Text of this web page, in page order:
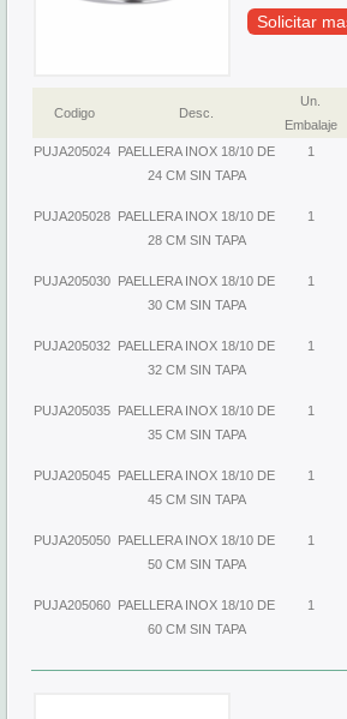
Solicitar
Codigo Desc.
Un.
Embalaje
PUJA205024 PAELLERA INOX 18/10 DE
24 CM SIN TAPA
1
PUJA205028 PAELLERA INOX 18/10 DE
28 CM SIN TAPA
1
PUJA205030 PAELLERA INOX 18/10 DE
30 CM SIN TAPA
1
PUJA205032 PAELLERA INOX 18/10 DE
32 CM SIN TAPA
1
PUJA205035 PAELLERA INOX 18/10 DE
35 CM SIN TAPA
1
PUJA205045 PAELLERA INOX 18/10 DE
45 CM SIN TAPA
1
PUJA205050 PAELLERA INOX 18/10 DE
50 CM SIN TAPA
1
PUJA205060 PAELLERA INOX 18/10 DE
60 CM SIN TAPA
1